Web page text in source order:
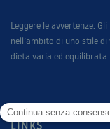
Leggere le avvertenze.
nell’ambito di uno stile
dieta varia ed equilibrata.
LINKS